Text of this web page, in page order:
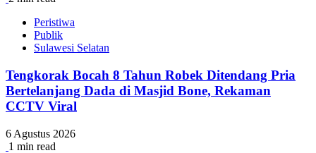
Peristiwa
Publik
Sulawesi Selatan
Tengkorak Bocah 8 Tahun Robek Ditendang Pria
Bertelanjang Dada di Masjid Bone, Rekaman
CCTV Viral
6 Agustus 2026
1 min read